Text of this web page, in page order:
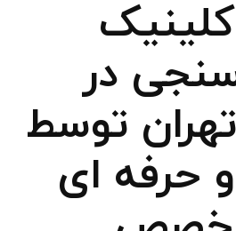
در
توسط
حرفه ای